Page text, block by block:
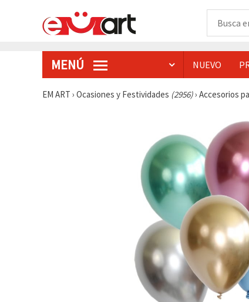
MENÚ NUEVO
EM ART › Ocasiones y Festividades (2956)› Accesorios